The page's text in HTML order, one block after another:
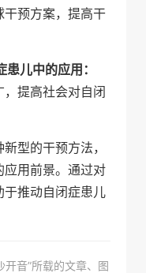
预方案，提高干
儿中的应用：
提高社会对自闭
型的干预方法，
用前景。通过对
于推动自闭症患儿
开音”所载的文章、图